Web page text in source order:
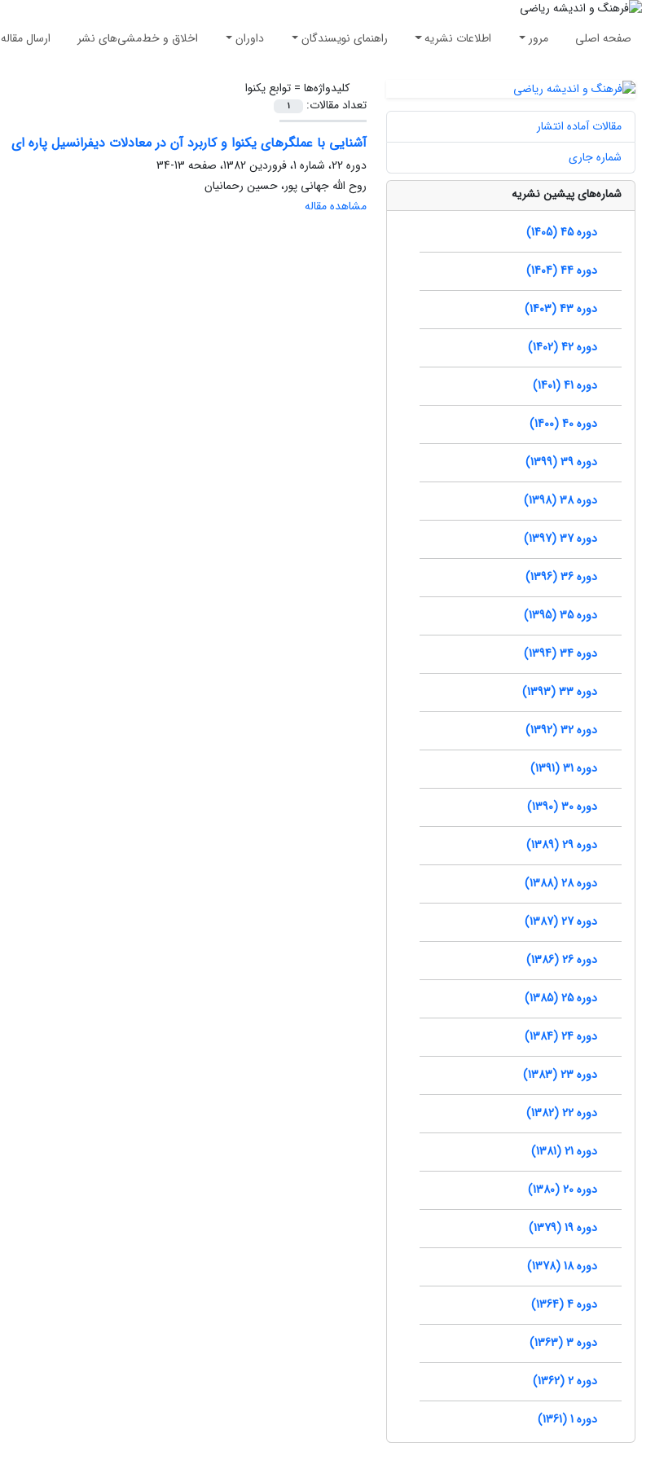
صفحه اصلی مرور اطلاعات نشریه راهنمای نویسندگان داوران اخلاق و خط‌مشی‌های نشر ارسال مقاله
کلیدواژه‌ها =توابع یکنوا
تعداد مقالات:
1
آشنایی با عملگرهای یکنوا و کاربرد آن در معادلات دیفرانسیل پاره ای
دوره 22، شماره 1، فروردین 1382، صفحه
13-34
روح الله جهانی پور، حسین رحمانیان
مشاهده مقاله
مقالات آماده انتشار
شماره جاری
شماره‌های پیشین نشریه
دوره 45 (1405)
دوره 44 (1404)
دوره 43 (1403)
دوره 42 (1402)
دوره 41 (1401)
دوره 40 (1400)
دوره 39 (1399)
دوره 38 (1398)
دوره 37 (1397)
دوره 36 (1396)
دوره 35 (1395)
دوره 34 (1394)
دوره 33 (1393)
دوره 32 (1392)
دوره 31 (1391)
دوره 30 (1390)
دوره 29 (1389)
دوره 28 (1388)
دوره 27 (1387)
دوره 26 (1386)
دوره 25 (1385)
دوره 24 (1384)
دوره 23 (1383)
دوره 22 (1382)
دوره 21 (1381)
دوره 20 (1380)
دوره 19 (1379)
دوره 18 (1378)
دوره 4 (1364)
دوره 3 (1363)
دوره 2 (1362)
دوره 1 (1361)